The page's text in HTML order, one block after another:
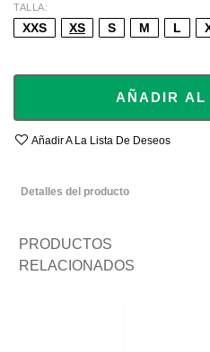
TALLA
XXS XS S M L
AÑADIR AL
Añadir A La Lista De Deseos
Detalles del producto
PRODUCTOS
RELACIONADOS